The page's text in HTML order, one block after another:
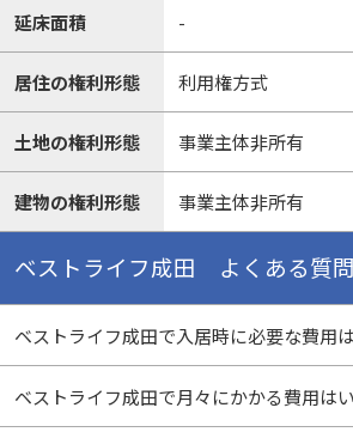
延床面積 -
居住の権利形態 利用権方式
土地の権利形態 事業主体非所有
建物の権利形態 事業主体非所有
ベストライフ成田 よくある質問
ベストライフ成田で入居時に必要な費用
ベストライフ成田で月々にかかる費用は